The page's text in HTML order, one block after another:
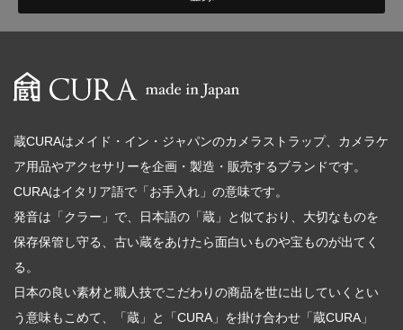
蔵CURAはメイド・イン・ジャパンのカメラストラップ、カメラケ
ア用品やアクセサリーを企画・製造・販売するブランドです。
CURAはイタリア語で「お手入れ」の意味です。
発音は「クラー」で、日本語の「蔵」と似ており、大切なものを
保存保管し守る、古い蔵をあけたら面白いものや宝ものが出てく
る。
日本の良い素材と職人技でこだわりの商品を世に出していくとい
う意味もこめて、「蔵」と「CURA」を掛け合わせ「蔵CURA」